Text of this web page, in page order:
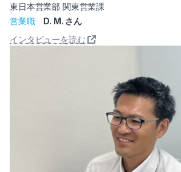
東日本営業部 関東営業課
営業職
D. M. さん
インタビューを読む